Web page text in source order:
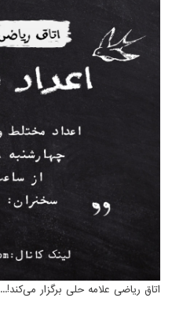
اتاق ریاضی علامه حلی برگزار می‌کند!...